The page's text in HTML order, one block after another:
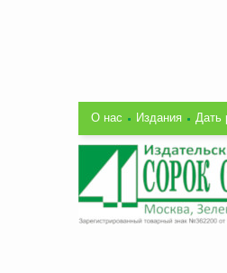
О нас Издания Дать